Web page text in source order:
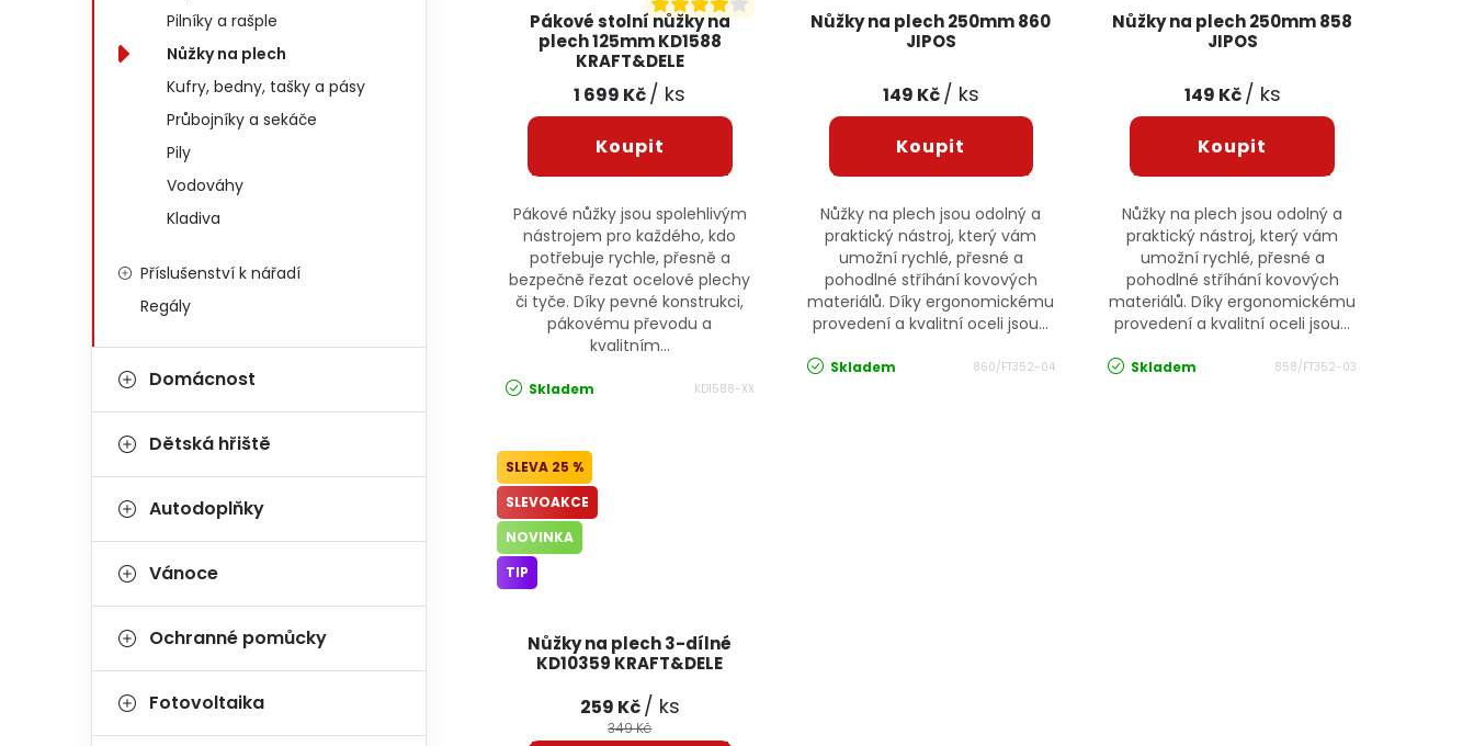
Pilníky a rašple
Nůžky na plech
Kufry, bedny, tašky a pásy
Průbojníky a sekáče
Pily
Vodováhy
Kladiva
Příslušenství k nářadí
Regály
Domácnost
Dětská hřiště
Autodoplňky
Vánoce
Ochranné pomůcky
Fotovoltaika
Pákové stolní nůžky na
plech 125mm KD1588
KRAFT&DELE
1 699 Kč/ ks
Pákové nůžky jsou spolehlivým
nástrojem pro každého, kdo
potřebuje rychle, přesně a
bezpečně řezat ocelové plechy
či tyče. Díky pevné konstrukci,
pákovému převodu a
kvalitním...
Skladem KD1588-XX
Nůžky na plech 250mm 860
JIPOS
149 Kč/ ks
Nůžky na plech jsou odolný a
praktický nástroj, který vám
umožní rychlé, přesné a
pohodlné stříhání kovových
materiálů. Díky ergonomickému
provedení a kvalitní oceli jsou...
Skladem 860/FT352-04
Nůžky na plech 250mm 858
JIPOS
149 Kč/ ks
Nůžky na plech jsou odolný a
praktický nástroj, který vám
umožní rychlé, přesné a
pohodlné stříhání kovových
materiálů. Díky ergonomickému
provedení a kvalitní oceli jsou...
Skladem 858/FT352-03
Nůžky na plech 3-dílné
KD10359 KRAFT&DELE
25 %
SLEVOAKCE
NOVINKA
TIP
259 Kč/ ks
349 Kč